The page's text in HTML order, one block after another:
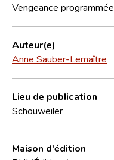
CNL
Équipe scientifique
Contact
Vengeance programmée
Auteur(e)
Anne Sauber-Lemaître
Lieu de publication
Schouweiler
Maison d'édition